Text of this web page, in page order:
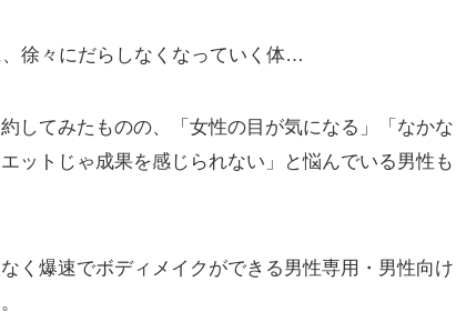
徐々にだらしなくなっていく体…
してみたものの、「女性の目が気になる」「なかな
ットじゃ成果を感じられない」と悩んでいる男性も
く爆速でボディメイクができる男性専用・男性向け